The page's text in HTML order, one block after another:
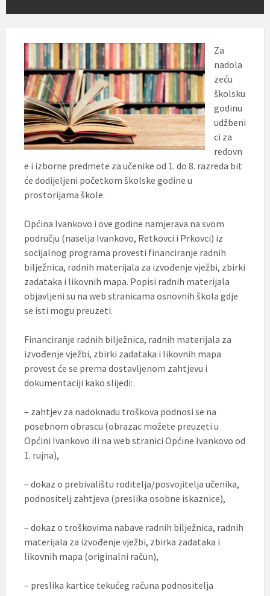
Za
nadola
zeću
školsku
godinu
udžbeni
ci za
redovn
e i izborne predmete za učenike od 1. do 8. razreda bit
će dodijeljeni početkom školske godine u
prostorijama škole.
Općina Ivankovo i ove godine namjerava na svom
području (naselja Ivankovo, Retkovci i Prkovci) iz
socijalnog programa provesti financiranje radnih
bilježnica, radnih materijala za izvođenje vježbi, zbirki
zadataka i likovnih mapa. Popisi radnih materijala
objavljeni su na web stranicama osnovnih škola gdje
se isti mogu preuzeti.
Financiranje radnih bilježnica, radnih materijala za
izvođenje vježbi, zbirki zadataka i likovnih mapa
provest će se prema dostavljenom zahtjevu i
dokumentaciji kako slijedi:
– zahtjev za nadoknadu troškova podnosi se na
posebnom obrascu (obrazac možete preuzeti u
Općini Ivankovo ili na web stranici Općine Ivankovo od
1. rujna),
– dokaz o prebivalištu roditelja/posvojitelja učenika,
podnositelj zahtjeva (preslika osobne iskaznice),
– dokaz o troškovima nabave radnih bilježnica, radnih
materijala za izvođenje vježbi, zbirka zadataka i
likovnih mapa (originalni račun),
– preslika kartice tekućeg računa podnositelja